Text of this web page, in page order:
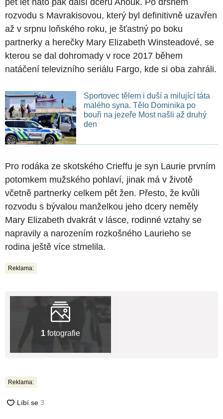
rozvodu s Mavrakisovou, který byl definitivně uzavřen
až v srpnu loňského roku, je šťastný po boku
partnerky a herečky Mary Elizabeth Winsteadové, se
kterou se dal dohromady v roce 2017 během
natáčení televizního seriálu Fargo, kde si oba zahráli.
Sportovec tělem i duší a milující táta
malého syna. Tělo Dominika po
bouři na jezeře Most našli až druhý
den
Pro rodáka ze skotského Crieffu je syn Laurie prvním
potomkem mužského pohlaví, jinak má v životě
včetně partnerky celkem pět žen. Přesto, že kvůli
rozvodu s bývalou manželkou jeho dcery neměly
Mary Elizabeth dvakrát v lásce, rodinné vztahy se
napravily a narozením rozkošného Laurieho se
rodina ještě více stmelila.
Reklama:
1 fotografie
Reklama: